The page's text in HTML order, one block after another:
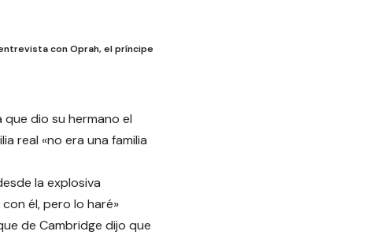
con Oprah, el príncipe
dio su hermano el
real «no era una familia
la explosiva
él, pero lo haré»
de Cambridge dijo que